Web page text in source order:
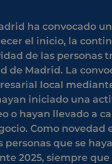
ha convocado
el inicio, la
de las personas
de Madrid. La
local
iniciado una
o hayan llevado a
Como novedad
personas que se
2025, siempre